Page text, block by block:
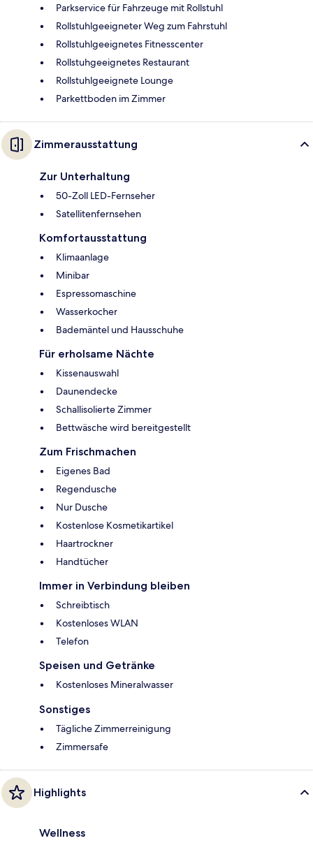
Parkservice für Fahrzeuge mit Rollstuhl
Rollstuhlgeeigneter Weg zum Fahrstuhl
Rollstuhlgeeignetes Fitnesscenter
Rollstuhgeeignetes Restaurant
Rollstuhlgeeignete Lounge
Parkettboden im Zimmer
Zimmerausstattung
Zur Unterhaltung
50-Zoll LED-Fernseher
Satellitenfernsehen
Komfortausstattung
Klimaanlage
Minibar
Espressomaschine
Wasserkocher
Bademäntel und Hausschuhe
Für erholsame Nächte
Kissenauswahl
Daunendecke
Schallisolierte Zimmer
Bettwäsche wird bereitgestellt
Zum Frischmachen
Eigenes Bad
Regendusche
Nur Dusche
Kostenlose Kosmetikartikel
Haartrockner
Handtücher
Immer in Verbindung bleiben
Schreibtisch
Kostenloses WLAN
Telefon
Speisen und Getränke
Kostenloses Mineralwasser
Sonstiges
Tägliche Zimmerreinigung
Zimmersafe
Highlights
Wellness